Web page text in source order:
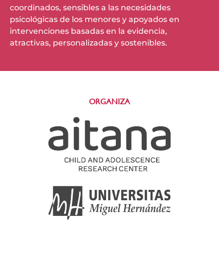
coordinados, sensibles a las necesidades
psicológicas de los menores y apoyados en
intervenciones basadas en la evidencia,
atractivas, personalizadas y sostenibles.
ORGANIZA